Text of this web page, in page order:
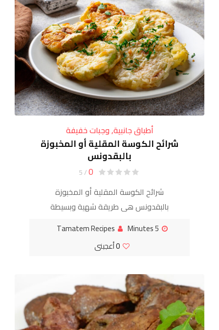
أطباق جانبية,وجبات خفيفة
شرائح الكوسة المقلية أو المخبوزة
بالبقدونس
0
/ 5
شرائح الكوسة المقلية أو المخبوزة
بالبقدونس هي طريقة شهية وبسيطة
بالقلي لتحقيق قوام مقرمش وذهبي، أو
بالخبز لنسخة أخف
5 Minutes
Tamatem Recipes
0أعجبنى